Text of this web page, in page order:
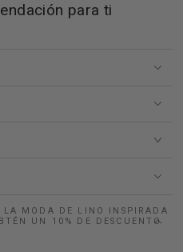
para ti
LA MODA DE LINO INSPIRADA
UN 10% DE DESCUENTO